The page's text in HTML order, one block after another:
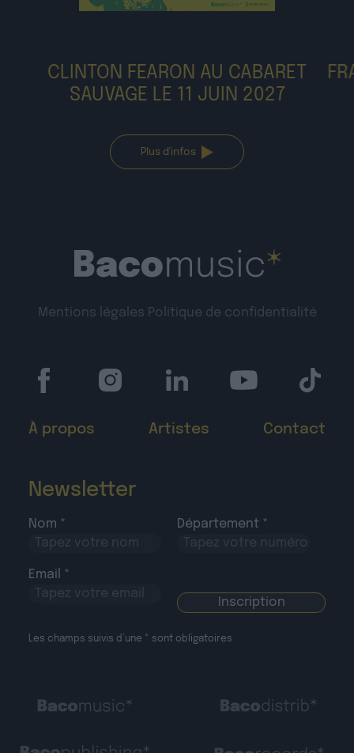
FRAGILE À PETIT BAIN (PARIS) LE 11
DÉCEMBRE 2026
Plus d'infos
Mentions légales Politique de confidentialité
À propos Artistes Contact
Newsletter
Nom * Département *
Email *
Les champs suivis d’une * sont obligatoires